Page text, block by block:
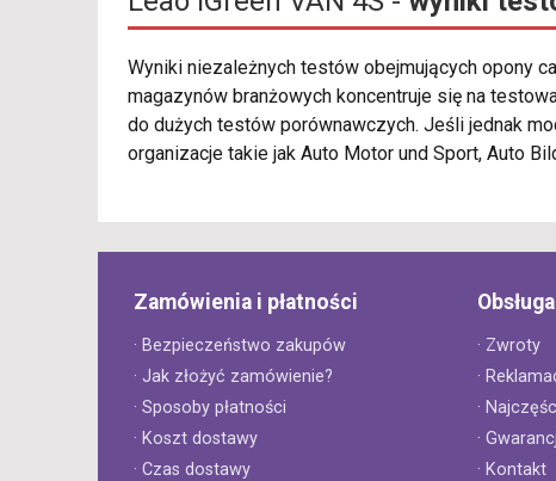
Wyniki niezależnych testów obejmujących opony
magazynów branżowych koncentruje się na
do dużych testów porównawczych. Jeśli jednak
organizacje takie jak Auto Motor und Sport, Auto
Zamówienia i płatności
· Bezpieczeństwo zakupów
· Jak złożyć zamówienie?
· Sposoby płatności
· Koszt dostawy
· Czas dostawy
· Zwroty
·
·
·
· Kontakt